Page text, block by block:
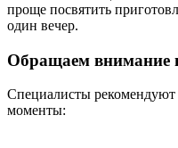
проще посвятить
один вечер.
Обращаем внимание
Специалисты рекомендуют
моменты: